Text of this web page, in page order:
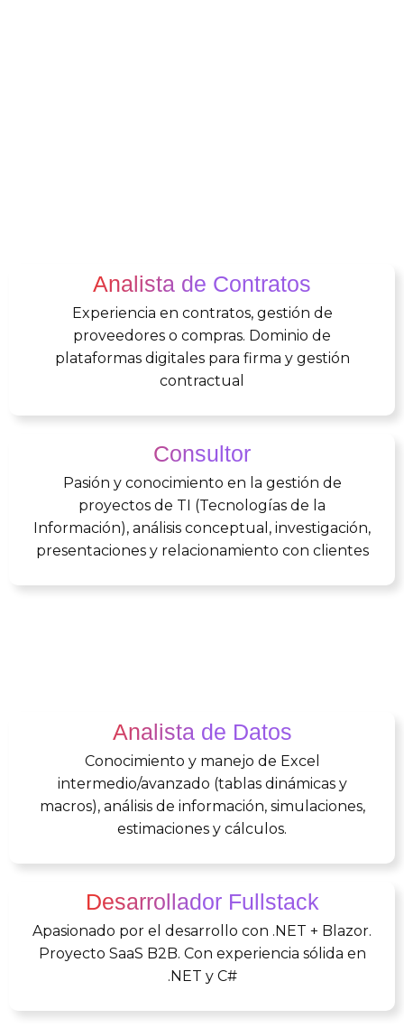
Analista de Contratos
Experiencia en contratos, gestión de
proveedores o compras. Dominio de
plataformas digitales para firma y gestión
contractual
Consultor
Pasión y conocimiento en la gestión de
proyectos de TI (Tecnologías de la
Información), análisis conceptual, investigación,
presentaciones y relacionamiento con clientes
Analista de Datos
Conocimiento y manejo de Excel
intermedio/avanzado (tablas dinámicas y
macros), análisis de información, simulaciones,
estimaciones y cálculos.
Desarrollador Fullstack
Apasionado por el desarrollo con .NET + Blazor.
Proyecto SaaS B2B. Con experiencia sólida en
.NET y C#